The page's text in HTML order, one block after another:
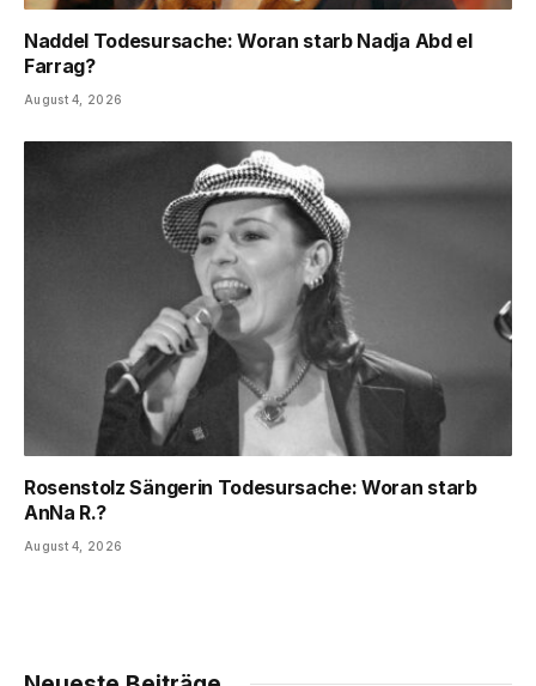
Naddel Todesursache: Woran starb Nadja Abd el
Farrag?
August 4, 2026
Rosenstolz Sängerin Todesursache: Woran starb
AnNa R.?
August 4, 2026